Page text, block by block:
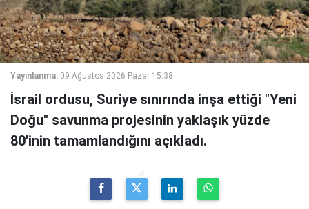
Yayınlanma: 09 Ağustos 2026 Pazar 15:38
İsrail ordusu, Suriye sınırında inşa ettiği "Yeni
Doğu" savunma projesinin yaklaşık yüzde
80'inin tamamlandığını açıkladı.